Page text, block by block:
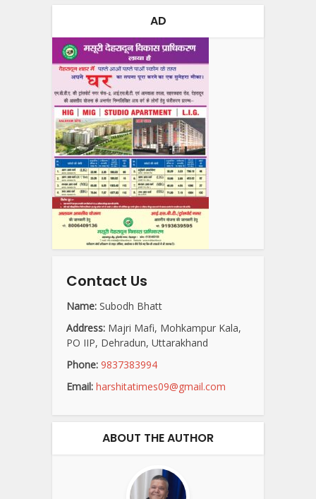
AD
Contact Us
Name: Subodh Bhatt
Address: Majri Mafi, Mohkampur Kala,
PO IIP, Dehradun, Uttarakhand
Phone: 9837383994
Email: harshitatimes09@gmail.com
ABOUT THE AUTHOR